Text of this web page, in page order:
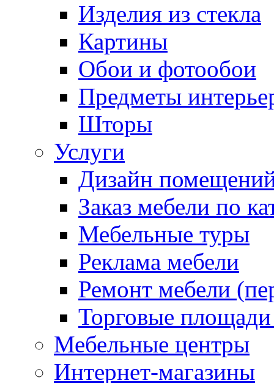
Изделия из стекла
Картины
Обои и фотообои
Предметы
Шторы
Услуги
Дизайн
Заказ мебели по
Мебельные туры
Реклама мебели
Ремонт мебели
Торговые
Мебельные центры
Интернет-магазины